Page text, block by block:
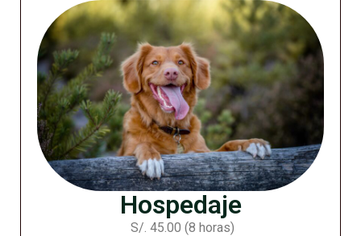
Hospedaje
S/. 45.00 (8 horas)